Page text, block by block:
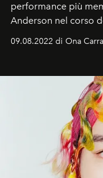
performance più
Anderson nel corso
09.08.2022 di Ona